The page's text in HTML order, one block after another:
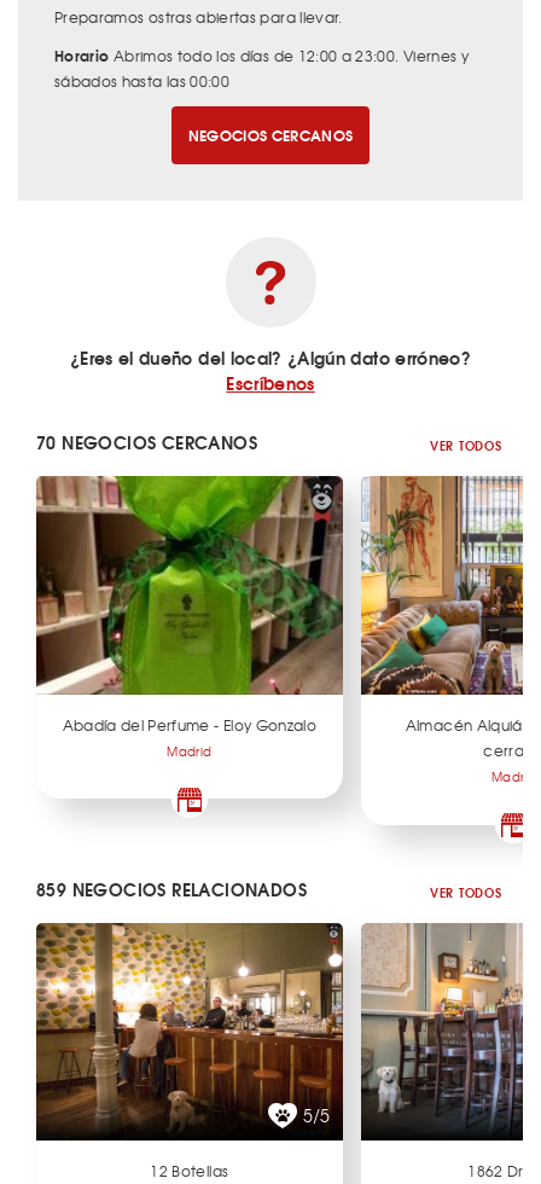
Preparamos ostras abiertas para llevar.
Horario Abrimos todo los días de 12:00 a 23:00. Viernes y
sábados hasta las 00:00
NEGOCIOS CERCANOS
¿Eres el dueño del local? ¿Algún dato erróneo?
Escríbenos
70 NEGOCIOS CERCANOS VER TODOS
Abadía del Perfume - Eloy Gonzalo
Madrid
Almacén Alquián
Madrid
859 NEGOCIOS RELACIONADOS VER TODOS
5/5
12 Botellas 1862 Dry